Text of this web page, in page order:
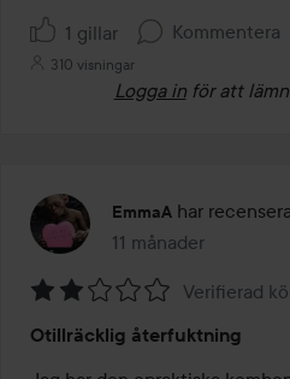
1 gillar Kommentera
310 visningar
Logga in för att
EmmaA har
11 månader
Inlägget skapades 11
2
Verifierad
Otillräcklig återfuktning